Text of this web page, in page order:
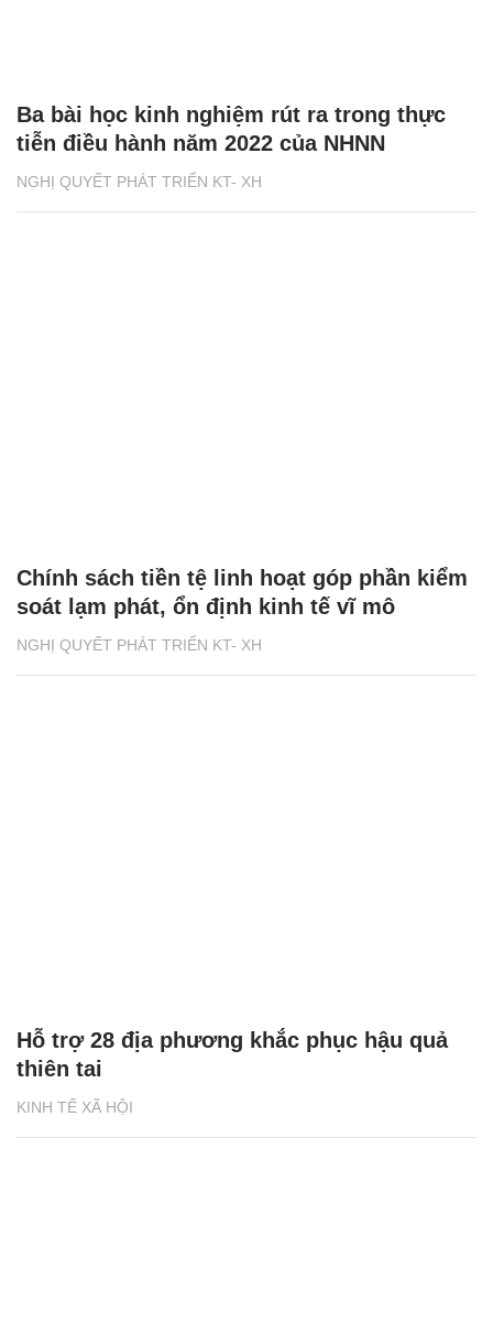
NGHỊ QUYẾT PHÁT TRIỂN KT- XH
Ba bài học kinh nghiệm rút ra trong thực
tiễn điều hành năm 2022 của NHNN
NGHỊ QUYẾT PHÁT TRIỂN KT- XH
Chính sách tiền tệ linh hoạt góp phần kiểm
soát lạm phát, ổn định kinh tế vĩ mô
KINH TẾ XÃ HỘI
Hỗ trợ 28 địa phương khắc phục hậu quả
thiên tai